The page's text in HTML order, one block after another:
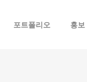
포트폴리오 홍